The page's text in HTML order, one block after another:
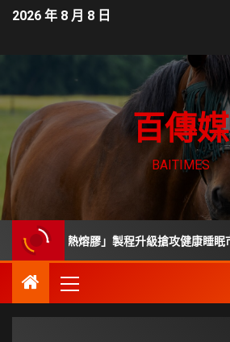
2026 年 8 月 8 日
百傳媒
BAITIMES
毒熱熔膠」製程升級搶攻健康睡眠市場